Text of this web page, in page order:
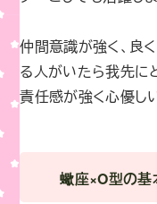
仲間意識が強く、良
る人がいたら我先に
責任感が強く心優し
蠍座×O型の